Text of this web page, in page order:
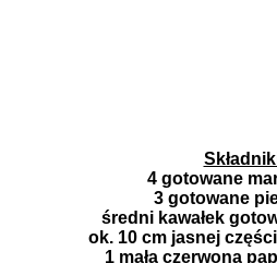
4 gotowane
3 gotowane
średni kawałek
ok. 10 cm jasnej
1 mała czerwona